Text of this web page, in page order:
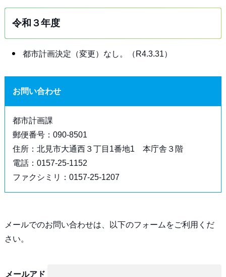
令和３年度
都市計画決定（変更）なし。（R4.3.31）
お問い合わせ
都市計画課
郵便番号：090-8501
住所：北見市大通西３丁目1番地1 本庁舎３階
電話：0157-25-1152
ファクシミリ：0157-25-1207
メールでのお問い合わせは、以下のフォームをご利用くだ
さい。
メールアド